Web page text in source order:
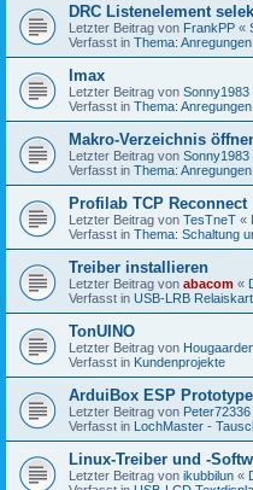
DRC Listenelement
Letzter Beitrag von FrankPP «
Verfasst in Thema:
Imax
Letzter Beitrag von Sonny1983
Verfasst in Thema:
Makro-Verzeichnis
Letzter Beitrag von Sonny1983
Verfasst in Thema:
Profilab TCP Reconnect
Letzter Beitrag von TesTneT «
Verfasst in Thema: Schaltung
Treiber installieren
Letzter Beitrag von abacom «
Verfasst in USB-LRB
TonUINO
Letzter Beitrag von
Verfasst in Kundenprojekte
ArduiBox ESP
Letzter Beitrag von Peter72336
Verfasst in LochMaster -
Linux-Treiber und -
Letzter Beitrag von ikubbilun «